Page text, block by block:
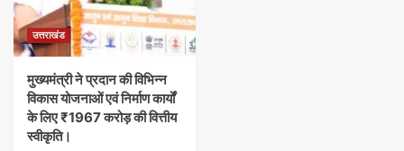
उत्तराखंड
मुख्यमंत्री ने प्रदान की विभिन्न
विकास योजनाओं एवं निर्माण कार्यों
के लिए ₹1967 करोड़ की वित्तीय
स्वीकृति।